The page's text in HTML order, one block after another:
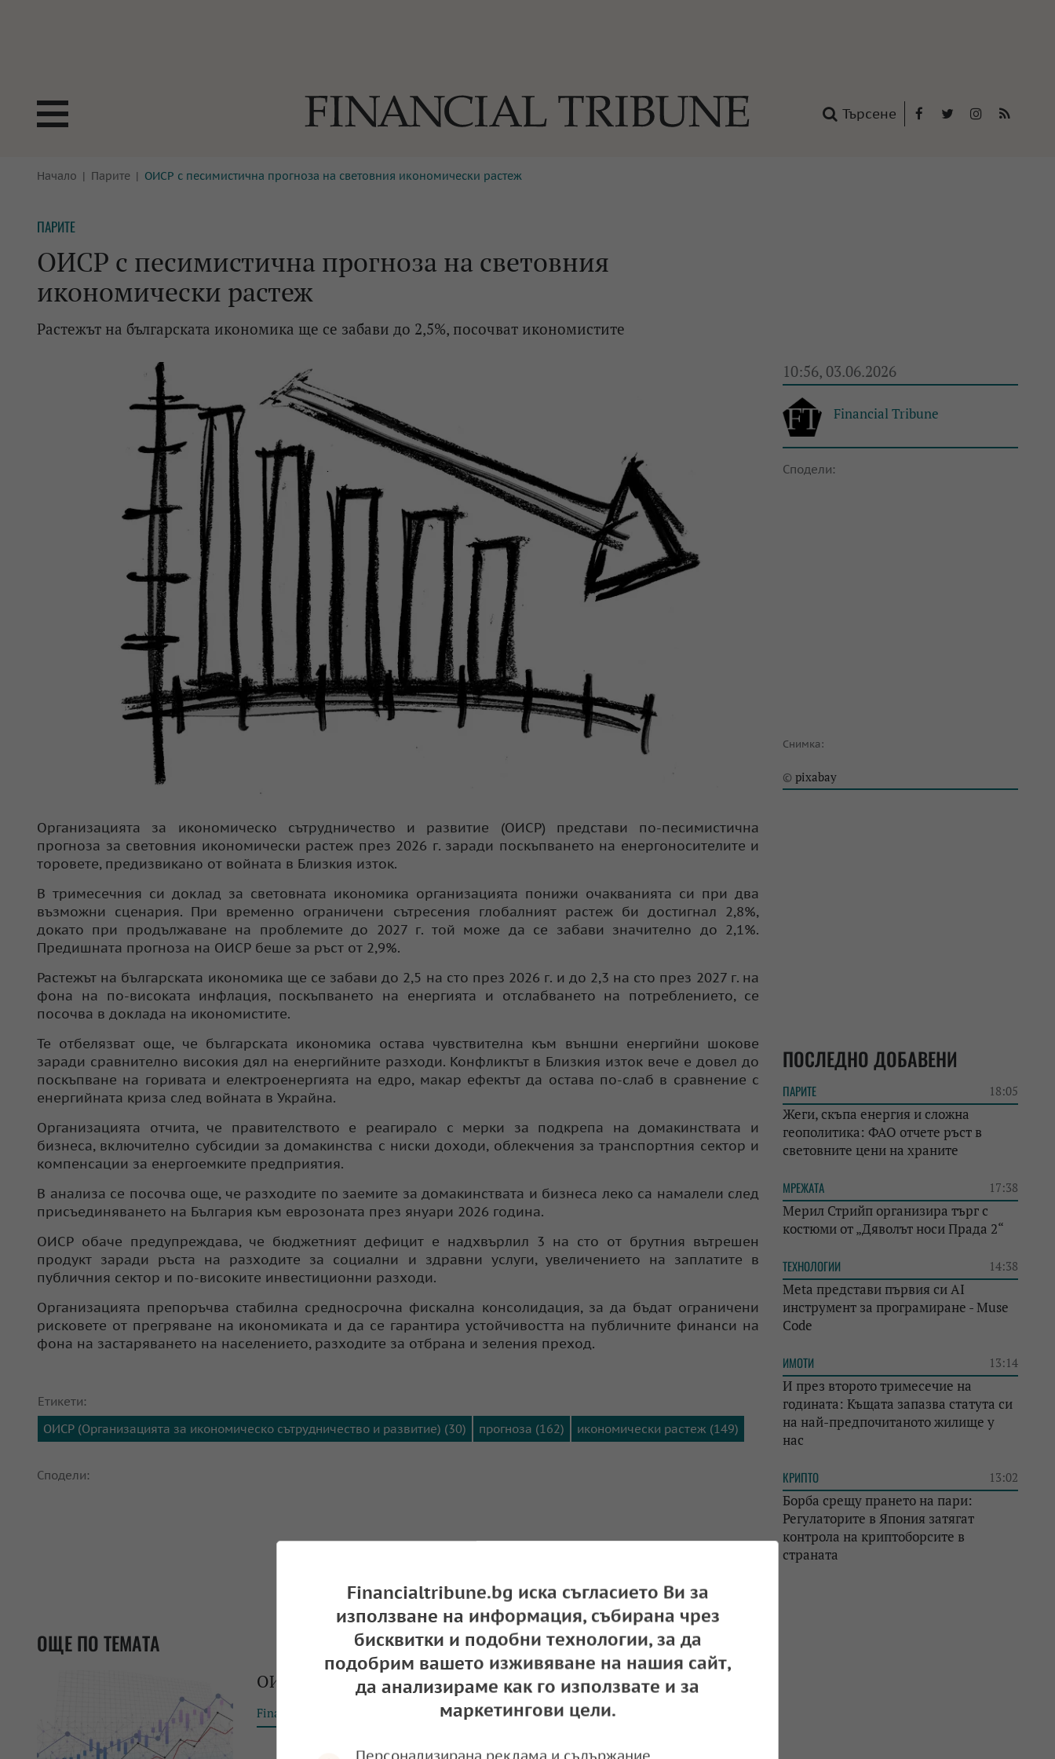
Търсене
БОРСИ
КРИПТО
БАНКИ
ПАРИТЕ
ЕНЕРГЕТИКА
ТЕХНОЛОГИИ
ИМОТИ
МУЛТИМЕДИЯ
Начало Парите ОИСР с песимистична прогноза на световния икономически растеж
ПАРИТЕ
ОИСР с песимистична прогноза на световния
икономически растеж
Растежът на българската икономика ще се забави до 2,5%, посочват икономистите
10:56, 03.06.2026
Financial Tribune
Сподели:
Снимка:
© pixabay
Организацията за икономическо сътрудничество и развитие (ОИСР) представи по-песимистична
прогноза за световния икономически растеж през 2026 г. заради поскъпването на енергоносителите и
торовете, предизвикано от войната в Близкия изток.
В тримесечния си доклад за световната икономика организацията понижи очакванията си при два
възможни сценария. При временно ограничени сътресения глобалният растеж би достигнал 2,8%,
докато при продължаване на проблемите до 2027 г. той може да се забави значително до 2,1%.
Предишната прогноза на ОИСР беше за ръст от 2,9%.
Растежът на българската икономика ще се забави до 2,5 на сто през 2026 г. и до 2,3 на сто през 2027 г. на
фона на по-високата инфлация, поскъпването на енергията и отслабването на потреблението, се
посочва в доклада на икономистите.
Те отбелязват още, че българската икономика остава чувствителна към външни енергийни шокове
заради сравнително високия дял на енергийните разходи. Конфликтът в Близкия изток вече е довел до
поскъпване на горивата и електроенергията на едро, макар ефектът да остава по-слаб в сравнение с
енергийната криза след войната в Украйна.
Организацията отчита, че правителството е реагирало с мерки за подкрепа на домакинствата и
бизнеса, включително субсидии за домакинства с ниски доходи, облекчения за транспортния сектор и
компенсации за енергоемките предприятия.
В анализа се посочва още, че разходите по заемите за домакинствата и бизнеса леко са намалели след
присъединяването на България към еврозоната през януари 2026 година.
ОИСР обаче предупреждава, че бюджетният дефицит е надхвърлил 3 на сто от брутния вътрешен
продукт заради ръста на разходите за социални и здравни услуги, увеличението на заплатите в
публичния сектор и по-високите инвестиционни разходи.
Организацията препоръчва стабилна средносрочна фискална консолидация, за да бъдат ограничени
рисковете от прегряване на икономиката и да се гарантира устойчивостта на публичните финанси на
фона на застаряването на населението, разходите за отбрана и зеления преход.
Етикети:
ОИСР (Организацията за икономическо сътрудничество и развитие) (30)
прогноза (162) икономически растеж (149)
Сподели:
ОЩЕ ПО ТЕМАТА
ОИСР повиши прогнозите си за растеж на ключови икономики
Financial Tribune
ПОСЛЕДНО ДОБАВЕНИ
ПАРИТЕ 18:05
Жеги, скъпа енергия и сложна
геополитика: ФАО отчете ръст в
световните цени на храните
МРЕЖАТА 17:38
Мерил Стрийп организира търг с
костюми от „Дяволът носи Прада 2“
ТЕХНОЛОГИИ 14:38
Meta представи първия си AI
инструмент за програмиране - Muse
Code
ИМОТИ 13:14
И през второто тримесечие на
годината: Къщата запазва статута си
на най-предпочитаното жилище у
нас
КРИПТО 13:02
Борба срещу прането на пари:
Регулаторите в Япония затягат
контрола на криптоборсите в
страната
Financialtribune.bg иска съгласието Ви за
използване на информация, събирана чрез
бисквитки и подобни технологии, за да
подобрим вашето изживяване на нашия сайт,
да анализираме как го използвате и за
маркетингови цели.